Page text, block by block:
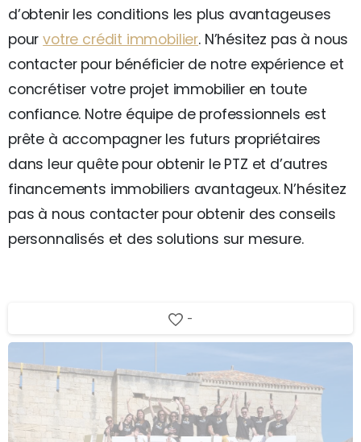
d’obtenir les conditions les plus avantageuses
pourvotre crédit immobilier. N’hésitez pas à nous
contacter pour bénéficier de notre expérience et
concrétiser votre projet immobilier en toute
confiance. Notre équipe de professionnels est
prête à accompagner les futurs propriétaires
dans leur quête pour obtenir le PTZ et d’autres
financements immobiliers avantageux. N’hésitez
pas à nous contacter pour obtenir des conseils
personnalisés et des solutions sur mesure.
-